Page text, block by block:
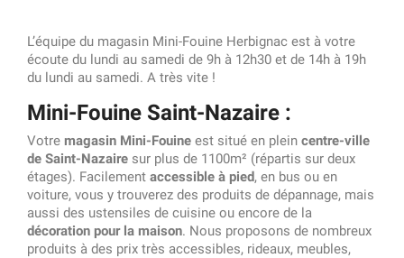
L’équipe du magasin Mini-Fouine Herbignac est à votre
écoute du lundi au samedi de 9h à 12h30 et de 14h à 19h
du lundi au samedi. A très vite !
Mini-Fouine Saint-Nazaire :
Votre magasin Mini-Fouine est situé en plein centre-ville
de Saint-Nazaire sur plus de 1100m² (répartis sur deux
étages). Facilement accessible à pied, en bus ou en
voiture, vous y trouverez des produits de dépannage, mais
aussi des ustensiles de cuisine ou encore de la
décoration pour la maison. Nous proposons de nombreux
produits à des prix très accessibles, rideaux, meubles,